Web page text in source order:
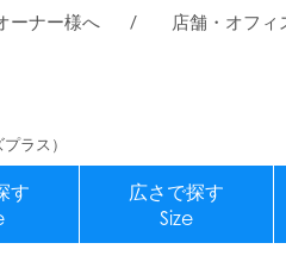
ラス）
ーナー様へ 店舗・オフィ
す 広さで探す
Size